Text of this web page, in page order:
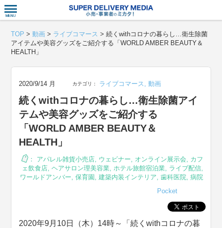
TOP >動画 > ライブコマース >続くwithコロナの暮らし…衛生除菌
アイテムや美容グッズをご紹介する「WORLD AMBER BEAUTY＆
HEALTH」
2020/9/14 月 カテゴリ： ライブコマース,動画
続くwithコロナの暮らし…衛生除菌アイ
テムや美容グッズをご紹介する
「WORLD AMBER BEAUTY＆
HEALTH」
： アパレル雑貨小売店, ウェビナー, オンライン展示会, カフ
ェ飲食店, ヘアサロン理美容業, ホテル旅館宿泊業, ライブ配信,
ワールドアンバー, 保育園 , 建築内装インテリア, 歯科医院, 病院
Pocket
2020年9月10日（木）14時～「続くwithコロナの暮